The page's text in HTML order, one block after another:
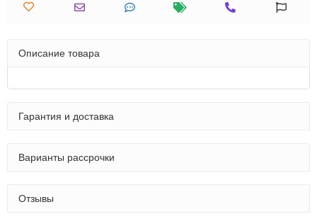
Описание товара
Гарантия и доставка
Варианты рассрочки
Отзывы